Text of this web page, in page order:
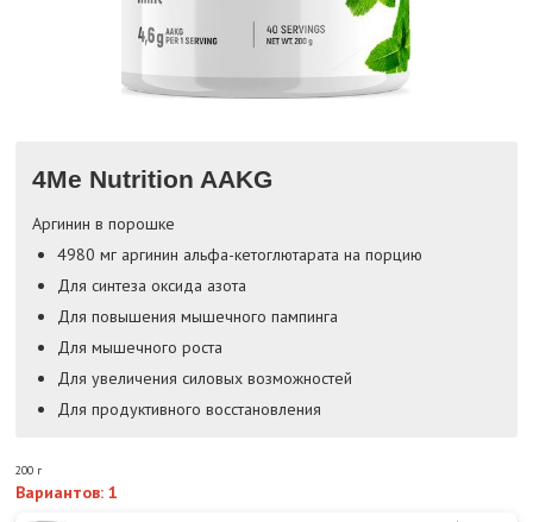
4Me Nutrition AAKG
Аргинин в порошке
4980 мг аргинин альфа-кетоглютарата на порцию
Для синтеза оксида азота
Для повышения мышечного пампинга
Для мышечного роста
Для увеличения силовых возможностей
Для продуктивного восстановления
200 г
Вариантов: 1